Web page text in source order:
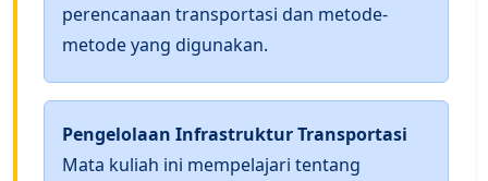
perencanaan transportasi dan metode-
metode yang digunakan.
Pengelolaan Infrastruktur Transportasi
Mata kuliah ini mempelajari tentang